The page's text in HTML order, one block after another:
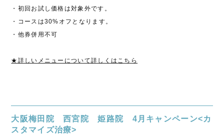
・初回お試し価格は対象外です。
・コースは30%オフとなります。
・他券併用不可
★詳しいメニューについて詳しくはこちら
大阪梅田院 西宮院 姫路院 4月キャンペーン<カ
スタマイズ治療>